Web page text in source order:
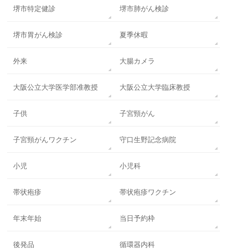
堺市特定健診 堺市肺がん検診
堺市胃がん検診 夏季休暇
外来 大腸カメラ
大阪公立大学医学部准教授 大阪公立大学臨床教授
子供 子宮頸がん
子宮頸がんワクチン 守口生野記念病院
小児 小児科
帯状疱疹 帯状疱疹ワクチン
年末年始 当日予約枠
後発品 循環器内科